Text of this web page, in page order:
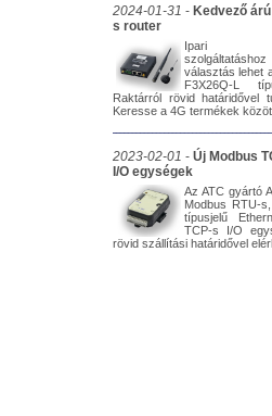
2024-01-31 - Kedvező
s router
Ipari
választás lehet
F3X26Q-L
Raktárról rövid határidővel
Keresse a 4G termékek
2023-02-01 - Új Modbus
I/O egységek
Az ATC gyártó
Modbus RTU-
típusjelű
TCP-s I/O
rövid szállítási határidővel